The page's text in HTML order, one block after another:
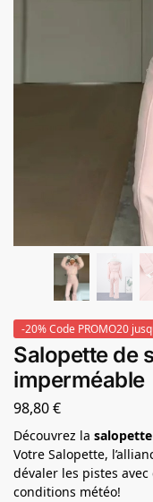
-20% Code PROMO20
Salopette de
imperméable
98,80€
Découvrez la
Votre Salopette,
dévaler les pistes
conditions météo!